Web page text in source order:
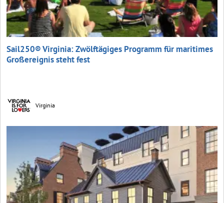
Sail250® Virginia: Zwölftägiges Programm für maritimes
Großereignis steht fest
Virginia